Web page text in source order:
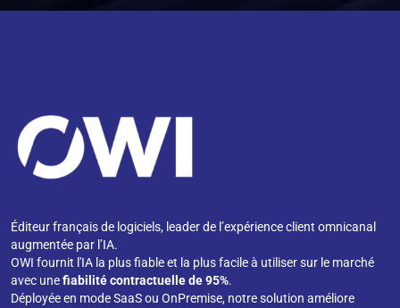
Éditeur français de logiciels, leader de l’expérience client omnicanal
augmentée par l’IA.
OWI fournit l'IA la plus fiable et la plus facile à utiliser sur le marché
avec unefiabilité contractuelle de 95%.
Déployée en mode SaaS ou OnPremise, notre solution améliore